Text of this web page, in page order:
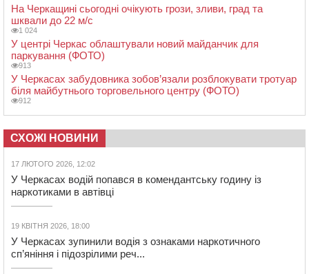
На Черкащині сьогодні очікують грози, зливи, град та
шквали до 22 м/с
1 024
У центрі Черкас облаштували новий майданчик для
паркування (ФОТО)
913
У Черкасах забудовника зобов’язали розблокувати тротуар
біля майбутнього торговельного центру (ФОТО)
912
СХОЖІ НОВИНИ
17 ЛЮТОГО 2026, 12:02
У Черкасах водій попався в комендантську годину із
наркотиками в автівці
19 КВІТНЯ 2026, 18:00
У Черкасах зупинили водія з ознаками наркотичного
сп’яніння і підозрілими реч...